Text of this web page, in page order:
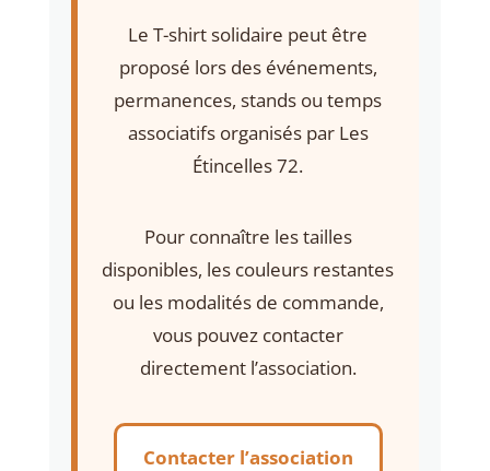
Le T-shirt solidaire peut être
proposé lors des événements,
permanences, stands ou temps
associatifs organisés par Les
Étincelles 72.
Pour connaître les tailles
disponibles, les couleurs restantes
ou les modalités de commande,
vous pouvez contacter
directement l’association.
Contacter l’association